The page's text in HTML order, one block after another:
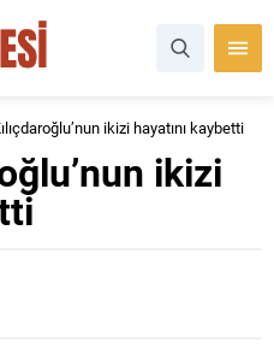
ikizi hayatını kaybetti
ikizi